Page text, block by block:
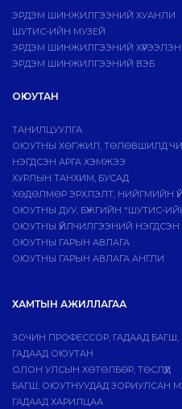
ЭРДЭМ ШИНЖИЛГЭЭНИЙ ХУАНЛИ
ШУТИС-ИЙН МУЗЕЙ
ЭРДЭМ ШИНЖИЛГЭЭНИЙ
ЭРДЭМ ШИНЖИЛГЭЭНИЙ ВЭБ
ОЮУТАН
ТАНИЛЦУУЛГА
ОЮУТНЫ ХӨГЖИЛ, ТӨЛӨВШИЛД
НЭГДСЭН АРГА ХЭМЖЭЭ
ХУРЛЫН ТАНХИМ, БУСАД
ХӨДӨЛМӨР ЭРХЛЭЛТ, НИЙГМИЙН
ОЮУТНЫ ДУУ, БҮЖГИЙН "ШУТИС-
ОЮУТНЫ ҮЙЛЧИЛГЭЭНИЙ НЭГДСЭН
ОЮУТНЫ ГАРЫН АВЛАГА
ОЮУТНЫ ГАРЫН АВЛАГА АНГЛИ
ХАМТЫН АЖИЛЛАГАА
ЗОЧИН ПРОФЕССОР, ГАДААД
ГАДААД ОЮУТАН
ОЛОН УЛСЫН ХӨТӨЛБӨР, ТӨСЛҮҮД
БАГШ, ОЮУТНУУДАД ЗОРИУЛСАН
ГАДААД ХАРИЛЦАА